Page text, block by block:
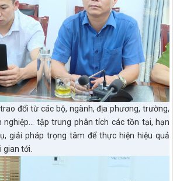
đổi từ các bộ, ngành, địa phương, trường,
nghiệp... tập trung phân tích các tồn tại, hạn
giải pháp trọng tâm để thực hiện hiệu quả
gian tới.